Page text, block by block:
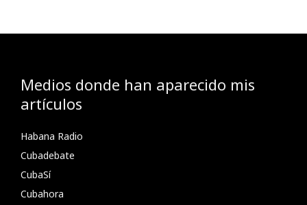
Medios donde han aparecido mis
artículos
Habana Radio
Cubadebate
CubaSí
Cubahora